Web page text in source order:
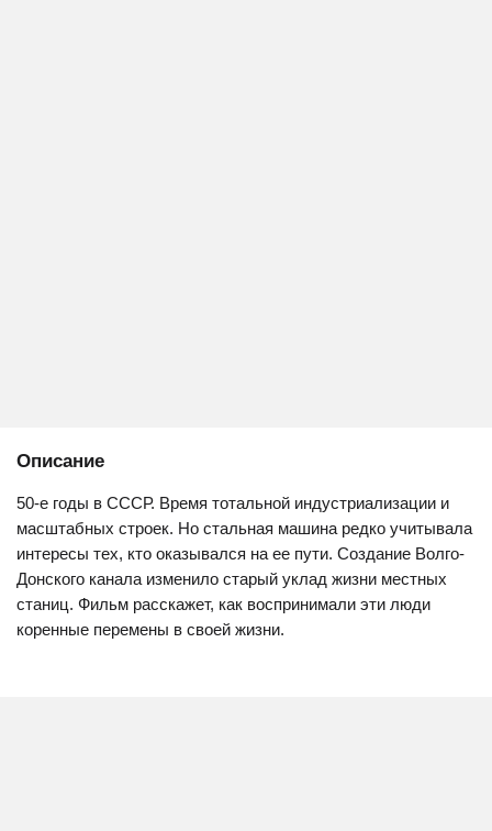
Описание
50-е годы в СССР. Время тотальной индустриализации и
масштабных строек. Но стальная машина редко учитывала
интересы тех, кто оказывался на ее пути. Создание Волго-
Донского канала изменило старый уклад жизни местных
станиц. Фильм расскажет, как воспринимали эти люди
коренные перемены в своей жизни.